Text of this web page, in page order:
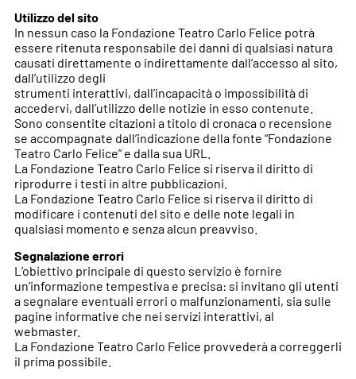
Utilizzo del sito
In nessun caso la Fondazione Teatro Carlo Felice potrà
essere ritenuta responsabile dei danni di qualsiasi natura
causati direttamente o indirettamente dall’accesso al sito,
dall’utilizzo degli
strumenti interattivi, dall’incapacità o impossibilità di
accedervi, dall’utilizzo delle notizie in esso contenute.
Sono consentite citazioni a titolo di cronaca o recensione
se accompagnate dall’indicazione della fonte “Fondazione
Teatro Carlo Felice” e dalla sua URL.
La Fondazione Teatro Carlo Felice si riserva il diritto di
riprodurre i testi in altre pubblicazioni.
La Fondazione Teatro Carlo Felice si riserva il diritto di
modificare i contenuti del sito e delle note legali in
qualsiasi momento e senza alcun preavviso.
Segnalazione errori
L’obiettivo principale di questo servizio è fornire
un’informazione tempestiva e precisa: si invitano gli utenti
a segnalare eventuali errori o malfunzionamenti, sia sulle
pagine informative che nei servizi interattivi, al
webmaster.
La Fondazione Teatro Carlo Felice provvederà a correggerli
il prima possibile.